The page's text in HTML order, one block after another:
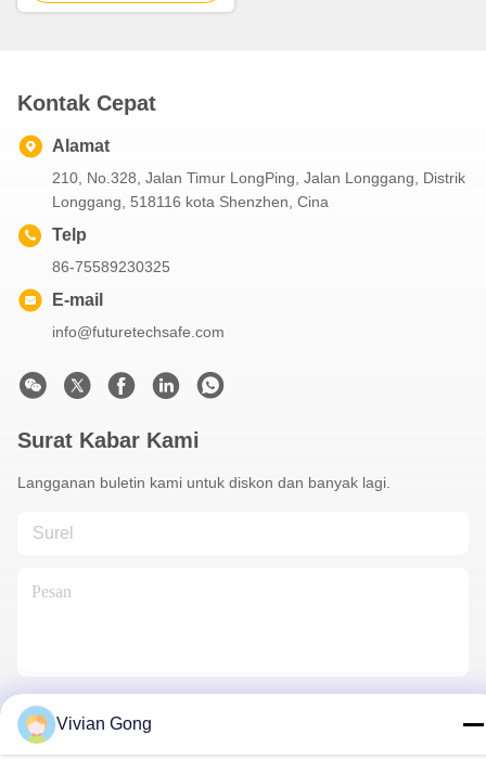
mobil dengan umur simpan
Kontak Cepat
Alamat
210, No.328, Jalan Timur LongPing, Jalan Longgang, Distrik
Longgang, 518116 kota Shenzhen, Cina
Telp
86-75589230325
E-mail
info@futuretechsafe.com
Surat Kabar Kami
Langganan buletin kami untuk diskon dan banyak lagi.
Hubungi Kami
Vivian Gong